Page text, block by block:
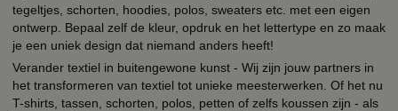
tegeltjes, schorten, hoodies, polos, sweaters etc. met een eigen
ontwerp. Bepaal zelf de kleur, opdruk en het lettertype en zo maak
je een uniek design dat niemand anders heeft!
Verander textiel in buitengewone kunst - Wij zijn jouw partners in
het transformeren van textiel tot unieke meesterwerken. Of het nu
T-shirts, tassen, schorten, polos, petten of zelfs koussen zijn - als